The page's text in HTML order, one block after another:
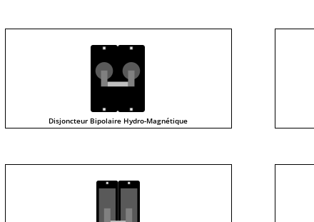
Disjoncteur Bipolaire Hydro-Magnétique